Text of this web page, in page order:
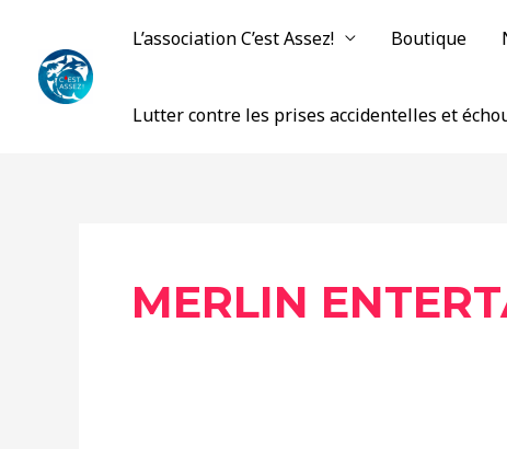
contenu
L’association C’est Assez! Boutique
Lutter contre les prises accidentelles et
MERLIN